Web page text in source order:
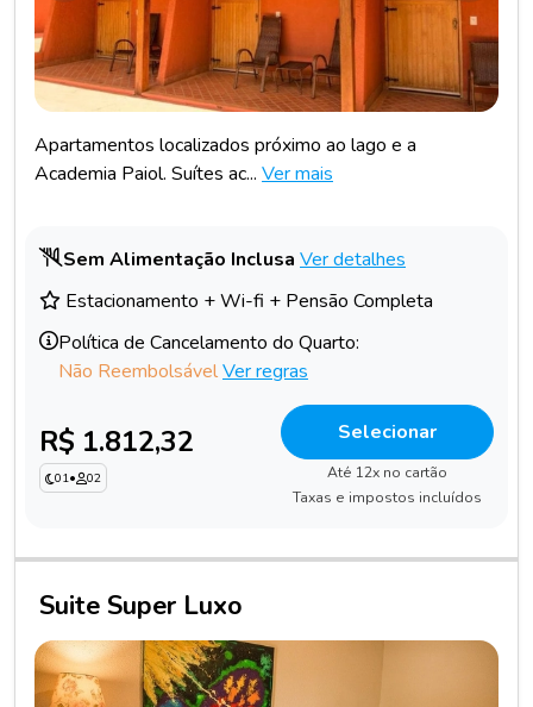
Apartamentos localizados próximo ao lago e a
Academia Paiol. Suítes ac... Ver mais
Sem Alimentação Inclusa Ver detalhes
Estacionamento + Wi-fi + Pensão Completa
Política de Cancelamento do Quarto:
Não ReembolsávelVer regras
R$ 1.812,32
01• 02
Selecionar
Até 12x no cartão
Taxas e impostos incluídos
Suite Super Luxo